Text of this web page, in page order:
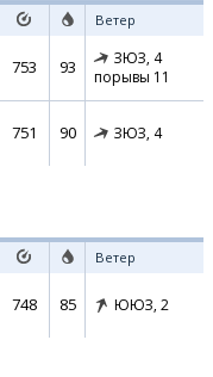
Ветер
753 93 ЗЮЗ, 4
порывы 11
751 90 ЗЮЗ, 4
Ветер
748 85 ЮЮЗ, 2